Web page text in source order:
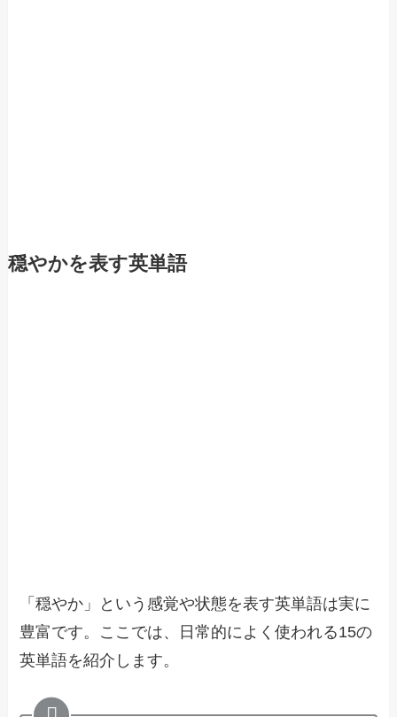
穏やかを表す英単語
「穏やか」という感覚や状態を表す英単語は実に
豊富です。ここでは、日常的によく使われる15の
英単語を紹介します。